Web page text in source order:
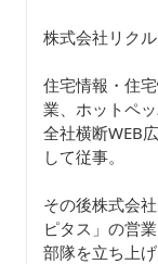
株式会社リクル
住宅情報・住
業、ホットペ
全社横断WEB
して従事。
その後株式会
ピタス」の営
部隊を立ち上げ